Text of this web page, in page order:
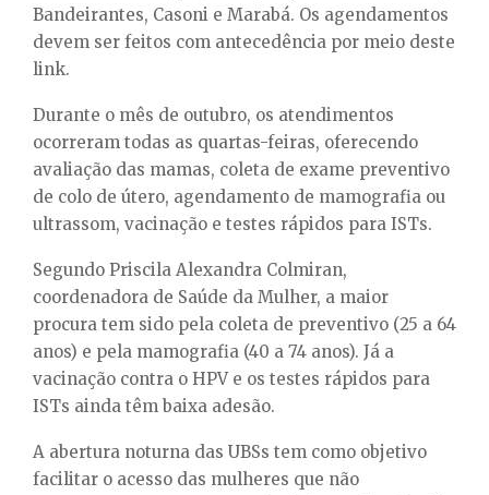
Bandeirantes, Casoni e Marabá. Os agendamentos
devem ser feitos com antecedência por meio deste
link.
Durante o mês de outubro, os atendimentos
ocorreram todas as quartas-feiras, oferecendo
avaliação das mamas, coleta de exame preventivo
de colo de útero, agendamento de mamografia ou
ultrassom, vacinação e testes rápidos para ISTs.
Segundo Priscila Alexandra Colmiran,
coordenadora de Saúde da Mulher, a maior
procura tem sido pela coleta de preventivo (25 a 64
anos) e pela mamografia (40 a 74 anos). Já a
vacinação contra o HPV e os testes rápidos para
ISTs ainda têm baixa adesão.
A abertura noturna das UBSs tem como objetivo
facilitar o acesso das mulheres que não